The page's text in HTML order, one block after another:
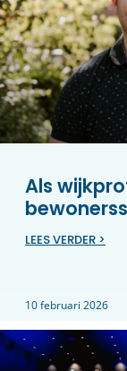
Als
LEES VERDER >
10 februari 2026